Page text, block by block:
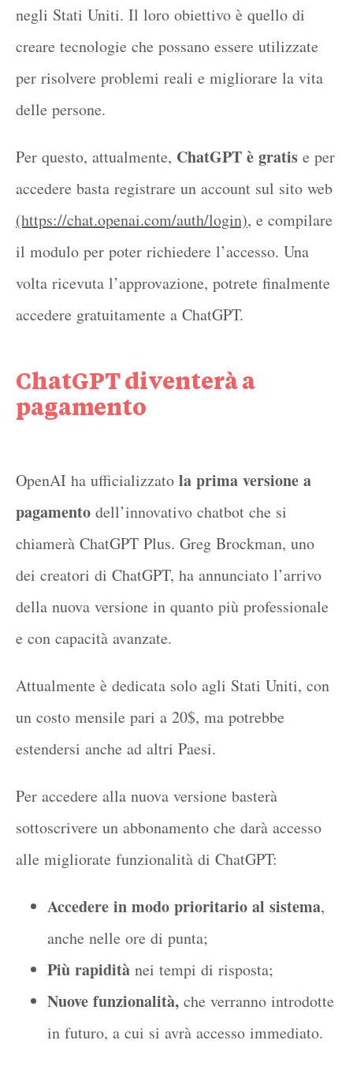
negli Stati Uniti. Il loro obiettivo è quello di
creare tecnologie che possano essere utilizzate
per risolvere problemi reali e migliorare la vita
delle persone.
Per questo, attualmente, ChatGPT è gratis e per
accedere basta registrare un account sul sito web
(https://chat.openai.com/auth/login), e compilare
il modulo per poter richiedere l’accesso. Una
volta ricevuta l’approvazione, potrete finalmente
accedere gratuitamente a ChatGPT.
ChatGPT diventerà a
pagamento
OpenAI ha ufficializzato la prima versione a
pagamento dell’innovativo chatbot che si
chiamerà ChatGPT Plus. Greg Brockman, uno
dei creatori di ChatGPT, ha annunciato l’arrivo
della nuova versione in quanto più professionale
e con capacità avanzate.
Attualmente è dedicata solo agli Stati Uniti, con
un costo mensile pari a 20$, ma potrebbe
estendersi anche ad altri Paesi.
Per accedere alla nuova versione basterà
sottoscrivere un abbonamento che darà accesso
alle migliorate funzionalità di ChatGPT:
Accedere in modo prioritario al sistema,
anche nelle ore di punta;
Più rapidità nei tempi di risposta;
Nuove funzionalità, che verranno introdotte
in futuro, a cui si avrà accesso immediato.